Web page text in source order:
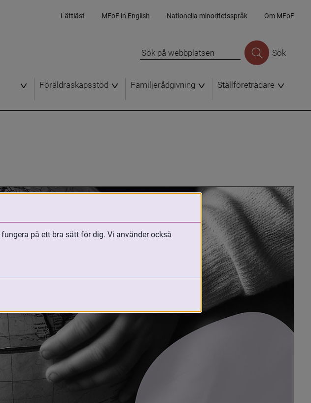
Lättläst MFoF in English Nationella minoritetsspråk Om MFoF
Sök
Föräldraskapsstöd Familjerådgivning Ställföreträdare
på ett bra sätt för dig. Vi använder också